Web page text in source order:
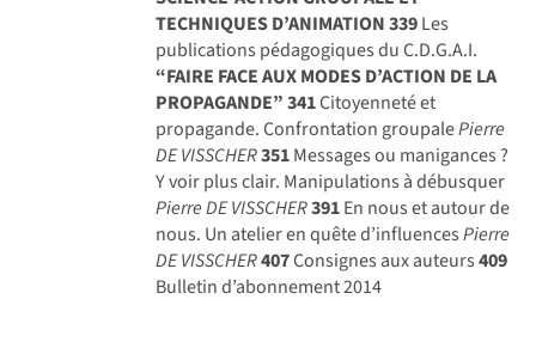
TECHNIQUES D’ANIMATION339Les
publications pédagogiques du C.D.G.A.I.
“FAIRE FACE AUX MODES D’ACTION DE LA
PROPAGANDE”341Citoyenneté et
propagande. Confrontation groupalePierre
DE VISSCHER351Messages ou manigances ?
Y voir plus clair. Manipulations à débusquer
Pierre DE VISSCHER391En nous et autour de
nous. Un atelier en quête d’influencesPierre
DE VISSCHER407Consignes aux auteurs409
Bulletin d’abonnement 2014